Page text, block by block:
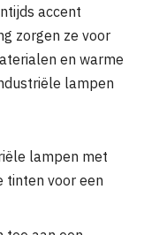
accent
zorgen ze voor
en warme
lampen
lampen met
tinten voor een